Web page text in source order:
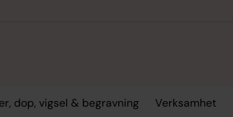
dop, vigsel & begravning Verksamhet